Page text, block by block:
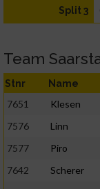
Split 3
Team
Stnr Name
7651 Klesen
7576
Linn
7577
Piro
7642
Scherer